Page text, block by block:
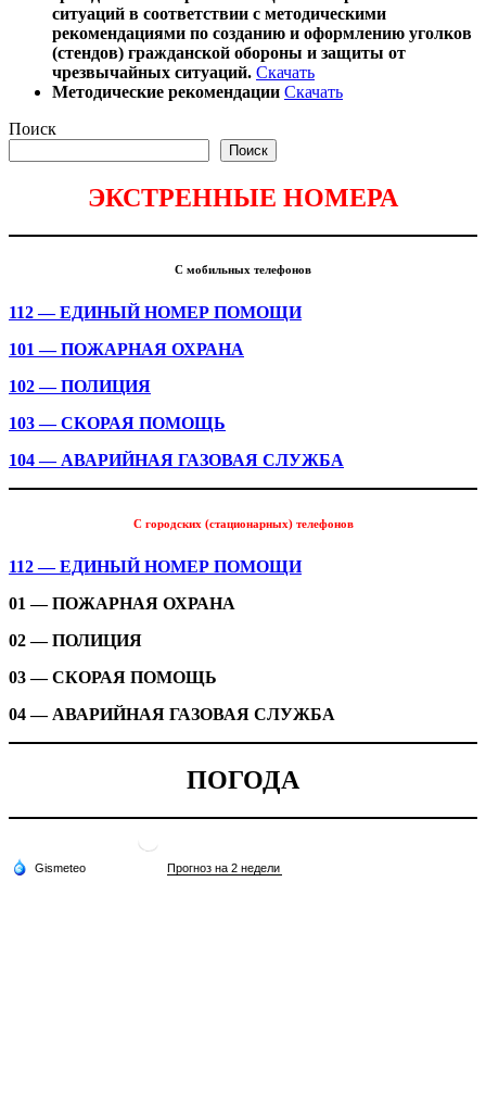
ситуаций в соответствии с методическими
рекомендациями по созданию и оформлению уголков
(стендов) гражданской обороны и защиты от
чрезвычайных ситуаций. Скачать
Методические рекомендации Скачать
Поиск
Поиск
ЭКСТРЕННЫЕ НОМЕРА
С мобильных телефонов
112 — ЕДИНЫЙ НОМЕР ПОМОЩИ
101 — ПОЖАРНАЯ ОХРАНА
102 — ПОЛИЦИЯ
103 — СКОРАЯ ПОМОЩЬ
104 — АВАРИЙНАЯ ГАЗОВАЯ СЛУЖБА
С городских (стационарных) телефонов
112 — ЕДИНЫЙ НОМЕР ПОМОЩИ
01 — ПОЖАРНАЯ ОХРАНА
02 — ПОЛИЦИЯ
03 — СКОРАЯ ПОМОЩЬ
04 — АВАРИЙНАЯ ГАЗОВАЯ СЛУЖБА
ПОГОДА